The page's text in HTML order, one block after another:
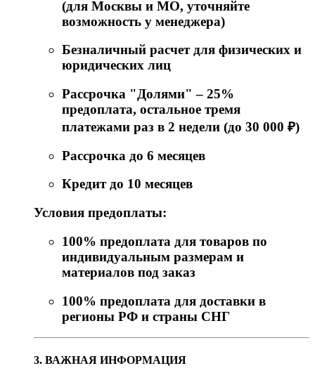
(для Москвы и МО, уточняйте
возможность у менеджера)
Безналичный расчет для физических и
юридических лиц
Рассрочка "Долями" – 25%
предоплата, остальное тремя
платежами раз в 2 недели (до 30 000 ₽)
Рассрочка до 6 месяцев
Кредит до 10 месяцев
Условия предоплаты:
100% предоплата для товаров по
индивидуальным размерам и
материалов под заказ
100% предоплата для доставки в
регионы РФ и страны СНГ
3. ВАЖНАЯ ИНФОРМАЦИЯ